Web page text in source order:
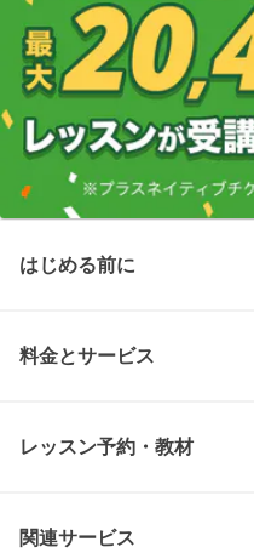
はじめる前に
料金とサービス
レッスン予約・教材
関連サービス